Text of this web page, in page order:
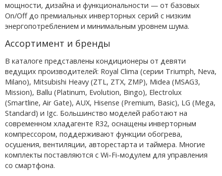
мощности, дизайна и функциональности — от базовых
On/Off до премиальных инверторных серий с низким
энергопотреблением и минимальным уровнем шума.
Ассортимент и бренды
В каталоге представлены кондиционеры от девяти
ведущих производителей: Royal Clima (серии Triumph, Neva,
Milano), Mitsubishi Heavy (ZTL, ZTX, ZMP), Midea (MSAG3,
Mission), Ballu (Platinum, Evolution, Bingo), Electrolux
(Smartline, Air Gate), AUX, Hisense (Premium, Basic), LG (Mega,
Standard) и Igc. Большинство моделей работают на
современном хладагенте R32, оснащены инверторным
компрессором, поддерживают функции обогрева,
осушения, вентиляции, авторестарта и таймера. Многие
комплекты поставляются с Wi-Fi-модулем для управления
со смартфона.